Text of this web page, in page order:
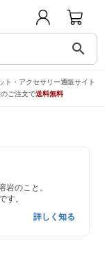
search
ト・アクセサリー通販サイト
ご注文で送料無料
岩のこと。
す。
詳しく知る